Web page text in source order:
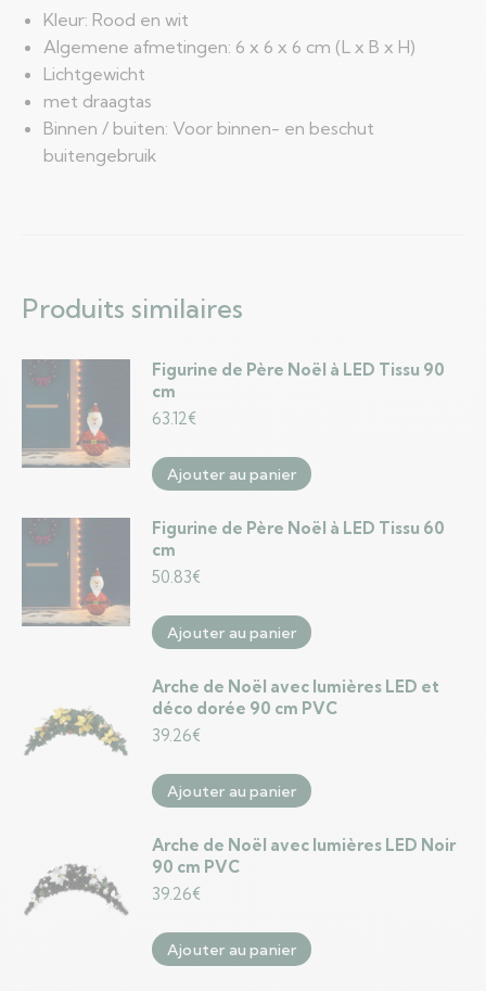
Kleur: Rood en wit
Algemene afmetingen: 6 x 6 x 6 cm (L x B x H)
Lichtgewicht
met draagtas
Binnen / buiten: Voor binnen- en beschut
buitengebruik
Produits similaires
Figurine de Père Noël à LED Tissu 90
cm
63.12€
Ajouter au panier
Figurine de Père Noël à LED Tissu 60
cm
50.83€
Ajouter au panier
Arche de Noël avec lumières LED et
déco dorée 90 cm PVC
39.26€
Ajouter au panier
Arche de Noël avec lumières LED Noir
90 cm PVC
39.26€
Ajouter au panier